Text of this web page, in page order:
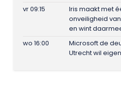
vr 09:15
Iris maakt met
onveiligheid
en wint
wo 16:00
Microsoft de
Utrecht wil